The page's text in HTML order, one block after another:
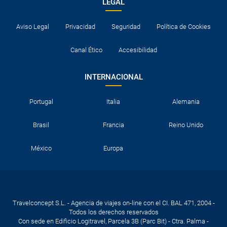
De lo contrario, tendrán que compartir cama con un adulto.
destinos visitados y para el tránsito en los países en los que
LEGAL
Aviso Legal Privacidad Seguridad Política de Cookies
Canal Ético Accesibilidad
INTERNACIONAL
Portugal Italia Alemania
Brasil Francia Reino Unido
México Europa
Travelconcept S.L. - Agencia de viajes on-line con el CI. BAL 471, 2004 -
Todos los derechos reservados
Con sede en Edificio Logitravel, Parcela 3B (Parc Bit) - Ctra. Palma -